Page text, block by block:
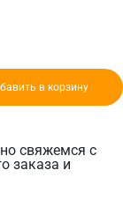
свяжемся с
заказа и
в корзину